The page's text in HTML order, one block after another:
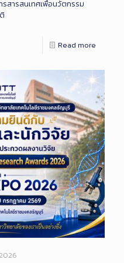
สารสนเทศเพื่อนวัตกรรม
Read more